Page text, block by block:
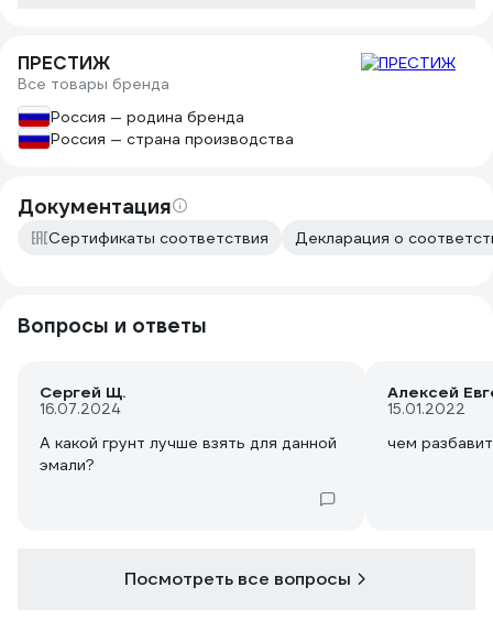
ПРЕСТИЖ
Все товары бренда
Россия — родина бренда
Россия — страна производства
Документация
Сертификаты соответствия Декларация о
Вопросы и ответы
Сергей Щ.
16.07.2024
А какой грунт лучше взять для данной
эмали?
Алексей
15.01.2022
чем
Посмотреть все вопросы